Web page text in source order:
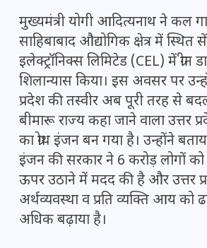
मुख्यमंत्री योगी आदित्यनाथ ने कल
साहिबाबाद औद्योगिक क्षेत्र में स्थित
इलेक्ट्रॉनिक्स लिमिटेड (CEL) में ग्रीन
शिलान्यास किया। इस अवसर पर
प्रदेश की तस्वीर अब पूरी तरह से
बीमारू राज्य कहा जाने वाला उत्तर
का ग्रोथ इंजन बन गया है। उन्होंने
इंजन की सरकार ने 6 करोड़ लोगों को
ऊपर उठाने में मदद की है और उत्तर
अर्थव्यवस्था व प्रति व्यक्ति आय को
अधिक बढ़ाया है।